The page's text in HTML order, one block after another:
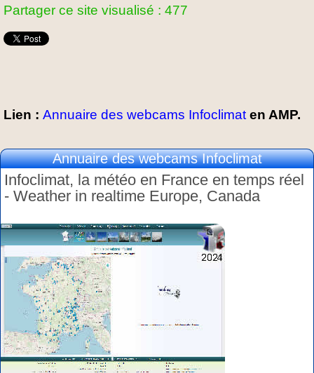
Partager ce site visualisé : 477
Lien : Annuaire des webcams Infoclimat en AMP.
Annuaire des webcams Infoclimat
Infoclimat, la météo en France en temps réel
- Weather in realtime Europe, Canada